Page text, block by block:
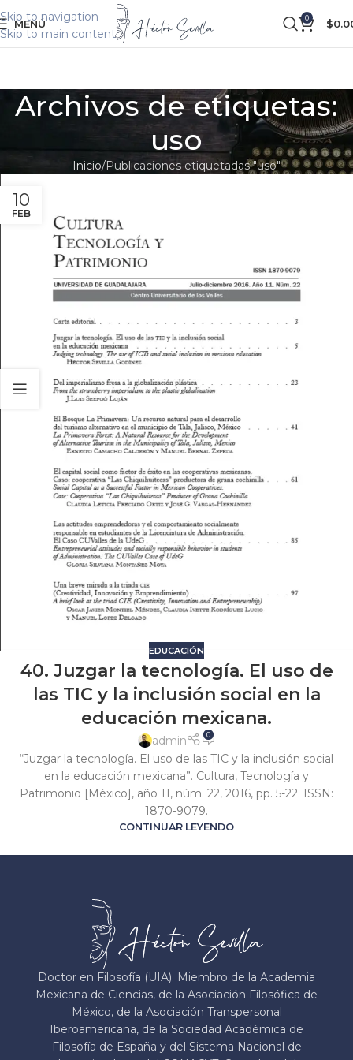
Skip to navigation
Skip to main content
MENÚ 0 $
Archivos de etiquetas:
uso
Inicio Publicaciones etiquetadas "uso"
10
FEB
EDUCACIÓN
40. Juzgar la tecnología. El uso de
las TIC y la inclusión social en la
educación mexicana.
admin 0
“Juzgar la tecnología. El uso de las TIC y la inclusión social
en la educación mexicana”. Cultura, Tecnología y
Patrimonio [México], año 11, núm. 22, 2016, pp. 5-22. ISSN:
1870-9079.
CONTINUAR LEYENDO
Doctor en Filosofía (UIA). Miembro de la Academia
Mexicana de Ciencias, de la Asociación Filosófica de
México, de la Asociación Transpersonal
Iberoamericana, de la Sociedad Académica de
Filosofía de España y del Sistema Nacional de